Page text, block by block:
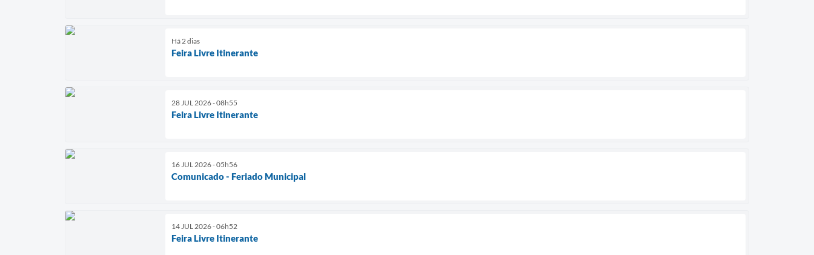
Há 2 dias
Feira Livre Itinerante
28 JUL 2026 - 08h55
Feira Livre Itinerante
16 JUL 2026 - 05h56
Comunicado - Feriado Municipal
14 JUL 2026 - 06h52
Feira Livre Itinerante